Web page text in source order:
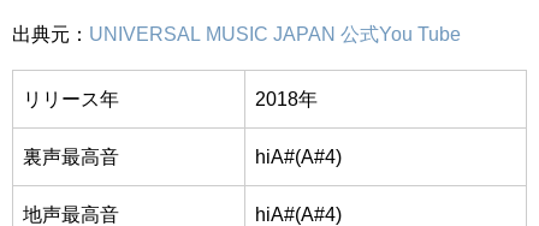
出典元： UNIVERSAL MUSIC JAPAN 公式You Tube
リリース年 2018年
裏声最高音 hiA#(A#4)
地声最高音 hiA#(A#4)